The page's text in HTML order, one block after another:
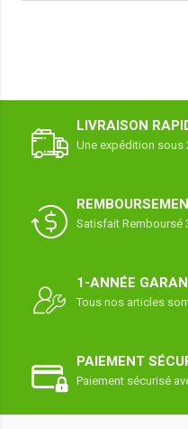
LIVRAISON
Une expédition sous
Satisfait Remboursé
1-ANNÉE
Tous nos articles
PAIEMENT
Paiement sécurisé